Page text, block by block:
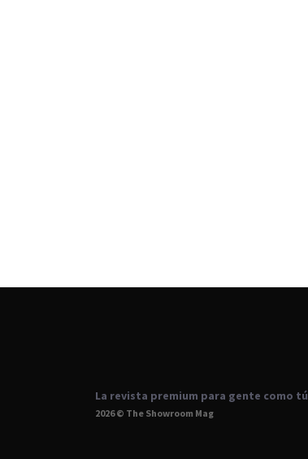
La revista premium para gente como tú
2026 © The Showroom Mag